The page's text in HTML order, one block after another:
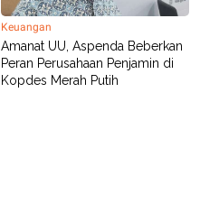
Keuangan
Amanat UU, Aspenda Beberkan
Peran Perusahaan Penjamin di
Kopdes Merah Putih